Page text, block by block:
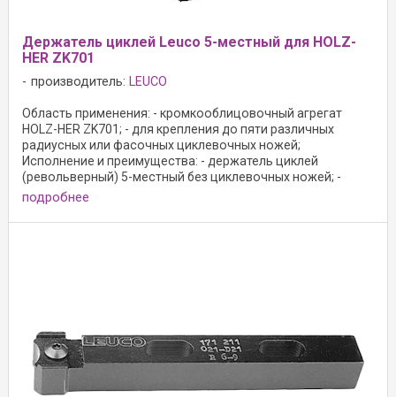
Держатель циклей Leuco 5-местный для HOLZ-
HER ZK701
производитель: LEUCO
Область применения: - кромкооблицовочный агрегат
HOLZ-HER ZK701; - для крепления до пяти различных
радиусных или фасочных циклевочных ножей;
Исполнение и преимущества: - держатель циклей
(револьверный) 5-местный без циклевочных ножей; -
вороненая ...
подробнее